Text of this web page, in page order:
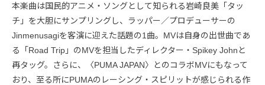
本楽曲は国民的アニメ・ソングとして知られる岩崎良美「タッ
チ」を大胆にサンプリングし、ラッパー／プロデューサーの
Jinmenusagiを客演に迎えた話題の1曲。MVは自身の出世曲であ
る「Road Trip」のMVを担当したディレクター・Spikey Johnと
再タッグ。さらに、〈PUMA JAPAN〉とのコラボMVにもなって
おり、至る所にPUMAのレーシング・スピリットが感じられる作